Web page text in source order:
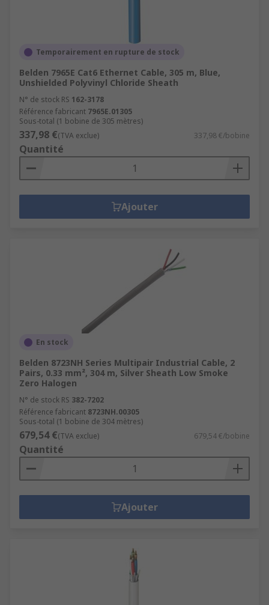
Temporairement en rupture de stock
Belden 7965E Cat6 Ethernet Cable, 305 m, Blue,
Unshielded Polyvinyl Chloride Sheath
N° de stock RS 162-3178
Référence fabricant 7965E.01305
Sous-total (1 bobine de 305 mètres)
337,98 €(TVA exclue) 337,98 €/bobine
Quantité
Ajouter
En stock
Belden 8723NH Series Multipair Industrial Cable, 2
Pairs, 0.33 mm², 304 m, Silver Sheath Low Smoke
Zero Halogen
N° de stock RS 382-7202
Référence fabricant 8723NH.00305
Sous-total (1 bobine de 304 mètres)
679,54 €(TVA exclue) 679,54 €/bobine
Quantité
Ajouter